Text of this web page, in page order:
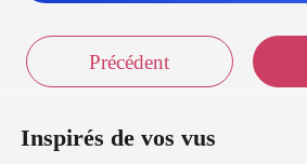
Précédent
Inspirés de vos vus